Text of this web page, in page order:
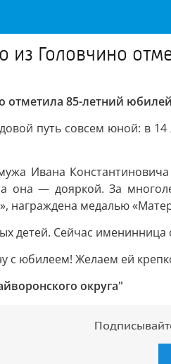
из Головчино
отметила 85-летний юбилей
путь совсем юной: в
Ивана
она — дояркой. За
награждена медалью
детей. Сейчас
юбилеем! Желаем ей
округа"